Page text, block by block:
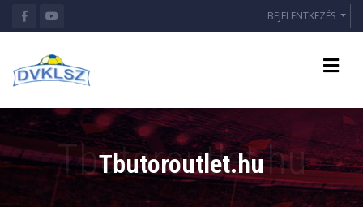
BEJELENTKEZÉS
Tbutoroutlet.hu